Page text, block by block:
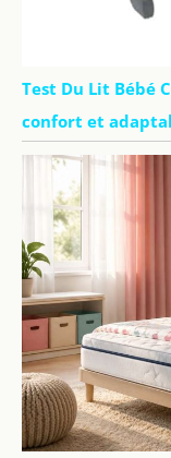
Test Du Lit Bébé
confort et